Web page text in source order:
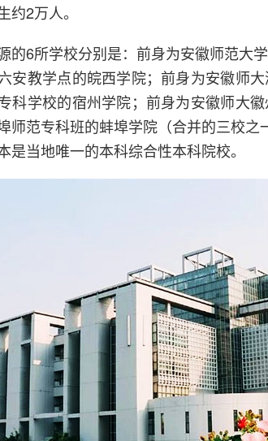
约2万人。
的6所学校分别是：前身为安徽师范大
安教学点的皖西学院；前身为安徽师
科学校的宿州学院；前身为安徽师大
师范专科班的蚌埠学院（合并的三校
是当地唯一的本科综合性本科院校。